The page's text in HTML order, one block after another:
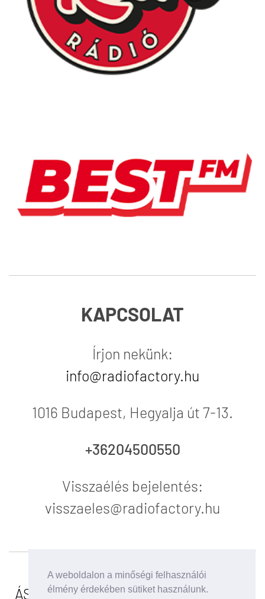
A weboldalon a minőségi felhasználói
élmény érdekében sütiket használunk.
KAPCSOLAT
Írjon nekünk:
info@radiofactory.hu
1016 Budapest, Hegyalja út 7-13.
+36204500550
Visszaélés bejelentés:
visszaeles@radiofactory.hu
2026 RadioFactory Kft.
ÁSZF
| Adatkezelési tájékoztató